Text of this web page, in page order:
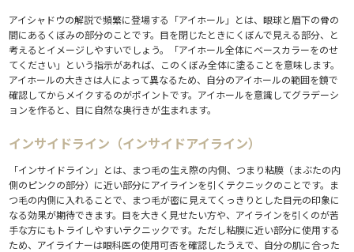
アイシャドウの解説で頻繁に登場する「アイホール」とは、眼球と眉下の骨の
間にあるくぼみの部分のことです。目を閉じたときにくぼんで見える部分、と
考えるとイメージしやすいでしょう。「アイホール全体にベースカラーをのせ
てください」という指示があれば、このくぼみ全体に塗ることを意味します。
アイホールの大きさは人によって異なるため、自分のアイホールの範囲を鏡で
確認してからメイクするのがポイントです。アイホールを意識してグラデーシ
ョンを作ると、目に自然な奥行きが生まれます。
インサイドライン（インサイドアイライン）
「インサイドライン」とは、まつ毛の生え際の内側、つまり粘膜（まぶたの内
側のピンクの部分）に近い部分にアイラインを引くテクニックのことです。ま
つ毛の内側に入れることで、まつ毛が密に見えてくっきりとした目元の印象に
なる効果が期待できます。目を大きく見せたい方や、アイラインを引くのが苦
手な方にもトライしやすいテクニックです。ただし粘膜に近い部分に使用する
ため、アイライナーは眼科医の使用可否を確認したうえで、自分の肌に合った